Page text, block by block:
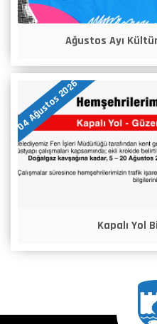
Ağustos Ayı
04 Ağustos 2026
Kapalı Yol